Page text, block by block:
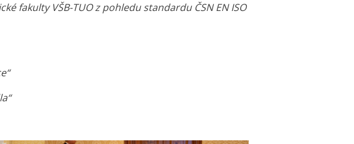
fakulty VŠB-TUO z pohledu standardu ČSN EN ISO